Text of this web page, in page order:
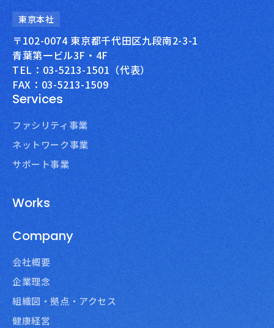
東京本社
〒102-0074 東京都千代田区九段南2-3-1
青葉第一ビル3F・4F
TEL：03-5213-1501（代表）
FAX：03-5213-1509
Services
ファシリティ事業
ネットワーク事業
サポート事業
Works
Company
会社概要
企業理念
組織図・拠点・アクセス
健康経営